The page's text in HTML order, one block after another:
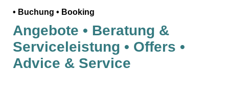
• Buchung • Booking
Angebote • Beratung &
Serviceleistung • Offers •
Advice & Service